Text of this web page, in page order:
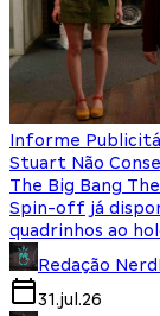
Informe
Stuart Não
The Big Bang
Spin-off já
quadrinhos ao
Redação
31.jul.26